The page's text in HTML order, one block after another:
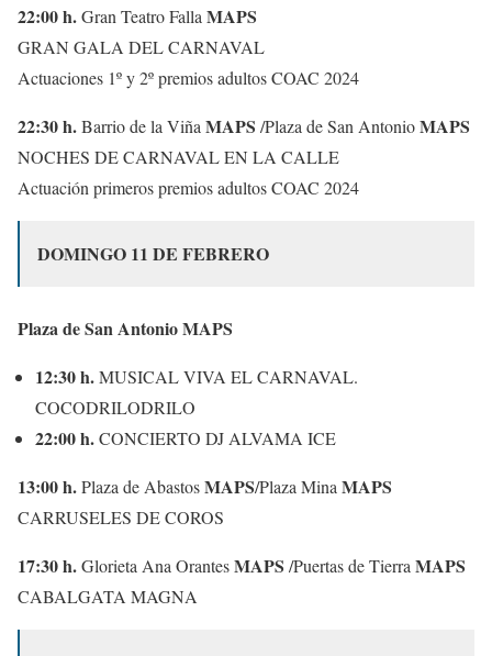
22:00 h.Gran Teatro Falla MAPS
GRAN GALA DEL CARNAVAL
Actuaciones 1º y 2º premios adultos COAC 2024
22:30 h.Barrio de la Viña MAPS /Plaza de San AntonioMAPS
NOCHES DE CARNAVAL EN LA CALLE
Actuación primeros premios adultos COAC 2024
DOMINGO 11 DE FEBRERO
Plaza de San Antonio MAPS
12:30 h.MUSICAL VIVA EL CARNAVAL.
COCODRILODRILO
22:00 h.CONCIERTO DJ ALVAMA ICE
13:00 h.Plaza de AbastosMAPS/Plaza Mina MAPS
CARRUSELES DE COROS
17:30 h.Glorieta Ana OrantesMAPS /Puertas de Tierra MAPS
CABALGATA MAGNA